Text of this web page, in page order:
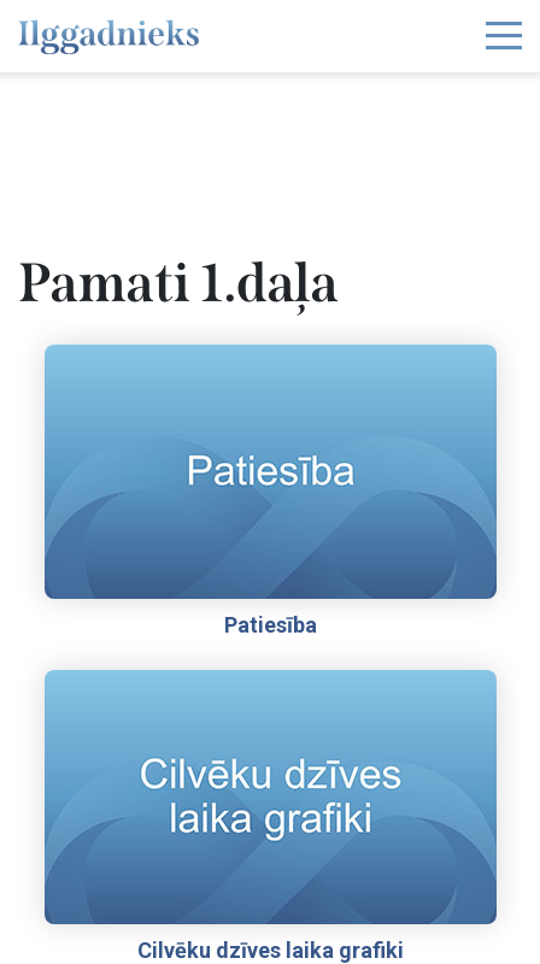
Pamati 1.daļa
Patiesība
Cilvēku dzīves laika grafiki